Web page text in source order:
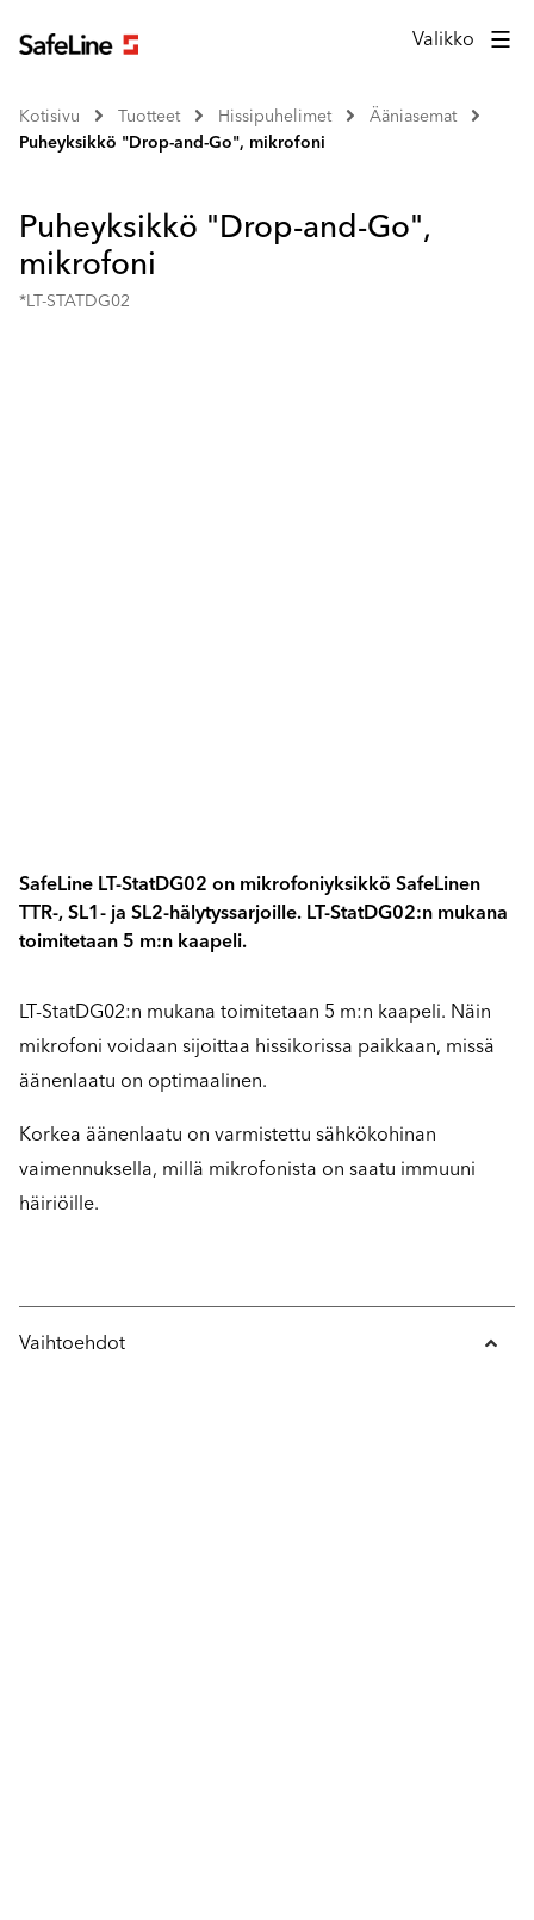
Valikko
Kotisivu Tuotteet Hissipuhelimet
Ääniasemat
Puheyksikkö "Drop-and-Go", mikrofoni
Puheyksikkö "Drop-and-Go",
mikrofoni
*LT-STATDG02
SafeLine LT-StatDG02 on mikrofoniyksikkö SafeLinen
TTR-, SL1- ja SL2-hälytyssarjoille. LT-StatDG02:n mukana
toimitetaan 5 m:n kaapeli.
LT-StatDG02:n mukana toimitetaan 5 m:n kaapeli. Näin
mikrofoni voidaan sijoittaa hissikorissa paikkaan, missä
äänenlaatu on optimaalinen.
Korkea äänenlaatu on varmistettu sähkökohinan
vaimennuksella, millä mikrofonista on saatu immuuni
häiriöille.
Vaihtoehdot